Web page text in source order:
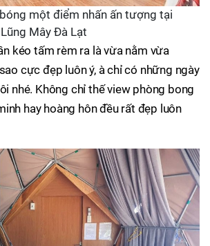
một điểm nhấn ấn tượng tại
Mây Đà Lạt
kéo tấm rèm ra là vừa nằm vừa
cực đẹp luôn ý, à chỉ có những ngày
nhé. Không chỉ thế view phòng bong
hay hoàng hôn đều rất đẹp luôn